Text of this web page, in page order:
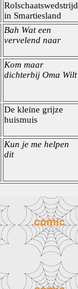
Rolschaatswedstrijd
in Smartiesland
Bah Wat een
vervelend naar
Kom maar
dichterbij Oma Wilt
De kleine grijze
huismuis
Kun je me helpen
dit